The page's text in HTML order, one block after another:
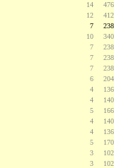
14
12
7
10
7
7
7
6
4
4
5
4
4
5
3
3